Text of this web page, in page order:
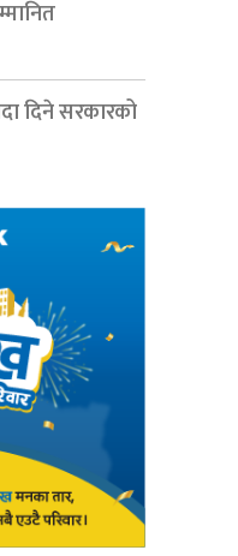
दिने सरकारको